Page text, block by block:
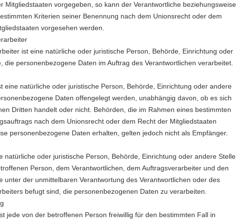
Mitgliedstaaten vorgegeben, so kann der Verantwortliche beziehungsweise
Kriterien seiner Benennung nach dem Unionsrecht oder dem
vorgesehen werden.
ist eine natürliche oder juristische Person, Behörde, Einrichtung oder
die personenbezogene Daten im Auftrag des Verantwortlichen verarbeitet.
eine natürliche oder juristische Person, Behörde, Einrichtung oder andere
Daten offengelegt werden, unabhängig davon, ob es sich
Dritten handelt oder nicht. Behörden, die im Rahmen eines bestimmten
nach dem Unionsrecht oder dem Recht der Mitgliedstaaten
personenbezogene Daten erhalten, gelten jedoch nicht als Empfänger.
natürliche oder juristische Person, Behörde, Einrichtung oder andere Stelle
Person, dem Verantwortlichen, dem Auftragsverarbeiter und den
unter der unmittelbaren Verantwortung des Verantwortlichen oder des
befugt sind, die personenbezogenen Daten zu verarbeiten.
jede von der betroffenen Person freiwillig für den bestimmten Fall in